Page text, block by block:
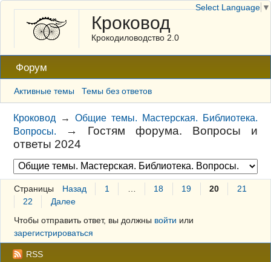
Кроковод
Крокодиловодство 2.0
Форум
Активные темы Темы без ответов
Кроковод →Общие темы. Мастерская. Библиотека.
Вопросы.
→ Гостям форума. Вопросы и
ответы 2024
Страницы Назад 1 18 19 20
21
22
Далее
Чтобы отправить ответ, вы должны войти или
зарегистрироваться
RSS
Select Language ▼